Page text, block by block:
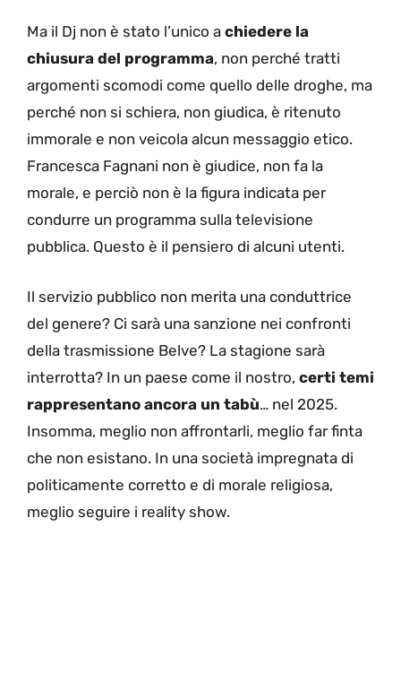
Ma il Dj non è stato l’unico a chiedere la
chiusura del programma, non perché tratti
argomenti scomodi come quello delle droghe, ma
perché non si schiera, non giudica, è ritenuto
immorale e non veicola alcun messaggio etico.
Francesca Fagnani non è giudice, non fa la
morale, e perciò non è la figura indicata per
condurre un programma sulla televisione
pubblica. Questo è il pensiero di alcuni utenti.
Il servizio pubblico non merita una conduttrice
del genere? Ci sarà una sanzione nei confronti
della trasmissione Belve? La stagione sarà
interrotta? In un paese come il nostro, certi temi
rappresentano ancora un tabù… nel 2025.
Insomma, meglio non affrontarli, meglio far finta
che non esistano. In una società impregnata di
politicamente corretto e di morale religiosa,
meglio seguire i reality show.